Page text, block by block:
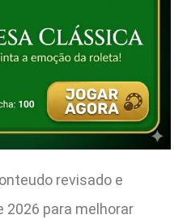
revisado e
2026 para melhorar